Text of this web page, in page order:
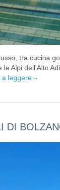
tra cucina
le Alpi dell'Alto
a leggere→
DI